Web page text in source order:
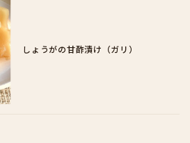
しょうがの甘酢漬け（ガリ）